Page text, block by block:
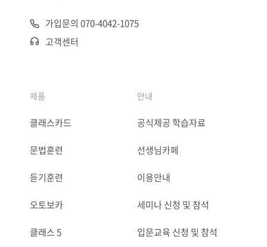
가입문의 070-4042-1075
고객센터
제품
클래스카드
문법훈련
듣기훈련
오토보카
클래스 5
안내
공식제공 학습자료
선생님카페
이용안내
세미나 신청 및 참석
입문교육 신청 및 참석